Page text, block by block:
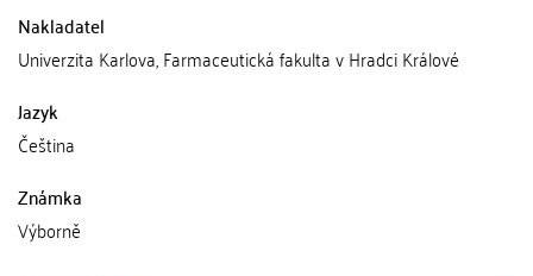
Nakladatel
Univerzita Karlova, Farmaceutická fakulta v Hradci Králové
Jazyk
Čeština
Známka
Výborně